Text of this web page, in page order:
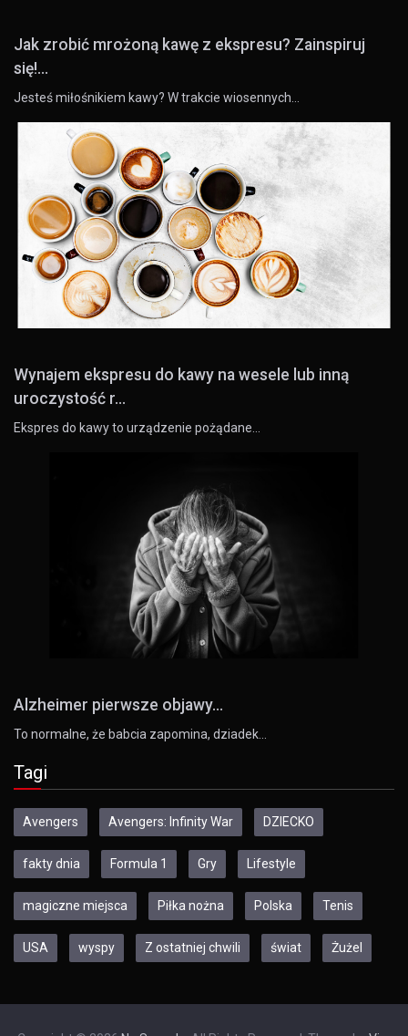
Jak zrobić mrożoną kawę z ekspresu? Zainspiruj
się!...
Jesteś miłośnikiem kawy? W trakcie wiosennych…
Wynajem ekspresu do kawy na wesele lub inną
uroczystość r...
Ekspres do kawy to urządzenie pożądane…
Alzheimer pierwsze objawy...
To normalne, że babcia zapomina, dziadek…
Tagi
Avengers Avengers: Infinity War DZIECKO
fakty dnia Formula 1 Gry Lifestyle
magiczne miejsca Piłka nożna Polska Tenis
USA wyspy Z ostatniej chwili świat Żużel